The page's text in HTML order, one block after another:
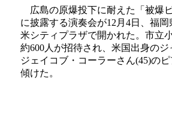
広島の原爆投下に耐えた「被爆
に披露する演奏会が12月4日、福
米シティプラザで開かれた。市立
約600人が招待され、米国出身のジ
ジェイコブ・コーラーさん(45)の
傾けた。